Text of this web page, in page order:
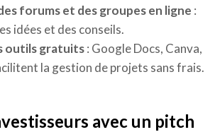
forums et des groupes en ligne :
idées et des conseils.
outils gratuits: Google Docs, Canva,
la gestion de projets sans frais.
avec un pitch